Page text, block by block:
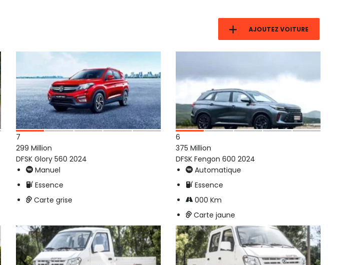
AJOUTEZ VOITURE
7
299 Million
DFSK Glory 560 2024
Manuel
Essence
Carte grise
6
375 Million
DFSK Fengon 600 2024
Automatique
Essence
000 Km
Carte jaune